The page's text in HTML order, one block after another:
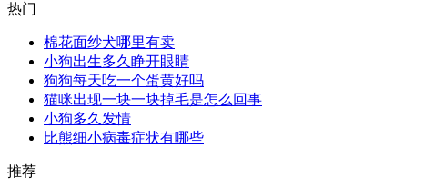
热门
棉花面纱犬哪里有卖
小狗出生多久睁开眼睛
狗狗每天吃一个蛋黄好吗
猫咪出现一块一块掉毛是怎么回事
小狗多久发情
比熊细小病毒症状有哪些
推荐